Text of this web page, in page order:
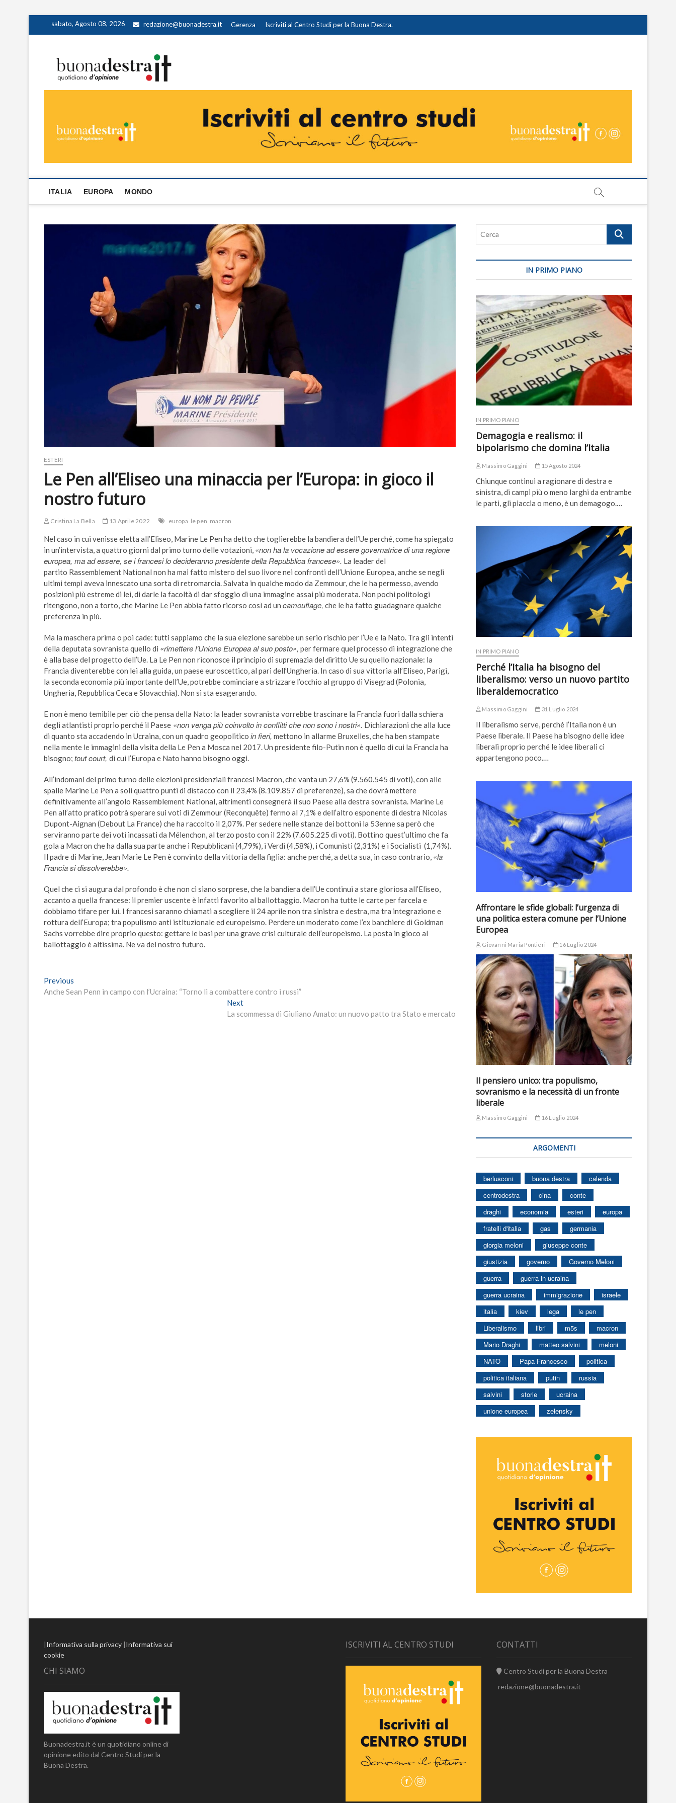
sabato, Agosto 08, 2026 redazione@buonadestra.it Gerenza Iscriviti al Centro Studi per la Buona Destra.
ITALIA EUROPA MONDO
ESTERI
Le Pen all’Eliseo una minaccia per l’Europa: in gioco il
nostro futuro
Cristina La Bella 13 Aprile 2022 europa le pen macron
Nel caso in cui venisse eletta all’Eliseo, Marine Le Pen ha detto che toglierebbe la bandiera dell’Ue perché, come ha spiegato
in un’intervista, a quattro giorni dal primo turno delle votazioni, «non ha la vocazione ad essere governatrice di una regione
europea, ma ad essere, se i francesi lo decideranno presidente della Repubblica francese». La leader del
partito Rassemblement National non ha mai fatto mistero del suo livore nei confronti dell’Unione Europea, anche se negli
ultimi tempi aveva innescato una sorta di retromarcia. Salvata in qualche modo da Zemmour, che le ha permesso, avendo
posizioni più estreme di lei, di darle la facoltà di dar sfoggio di una immagine assai più moderata. Non pochi politologi
ritengono, non a torto, che Marine Le Pen abbia fatto ricorso così ad un camouflage, che le ha fatto guadagnare qualche
preferenza in più.
Ma la maschera prima o poi cade: tutti sappiamo che la sua elezione sarebbe un serio rischio per l’Ue e la Nato. Tra gli intenti
della deputata sovranista quello di «rimettere l’Unione Europea al suo posto», per fermare quel processo di integrazione che
è alla base del progetto dell’Ue. La Le Pen non riconosce il principio di supremazia del diritto Ue su quello nazionale: la
Francia diventerebbe con lei alla guida, un paese euroscettico, al pari dell’Ungheria. In caso di sua vittoria all’Eliseo, Parigi,
la seconda economia più importante dell’Ue, potrebbe cominciare a strizzare l’occhio al gruppo di Visegrad (Polonia,
Ungheria, Repubblica Ceca e Slovacchia). Non si sta esagerando.
E non è meno temibile per ciò che pensa della Nato: la leader sovranista vorrebbe trascinare la Francia fuori dalla schiera
degli atlantisti proprio perché il Paese «non venga più coinvolto in conflitti che non sono i nostri». Dichiarazioni che alla luce
di quanto sta accadendo in Ucraina, con un quadro geopolitico in fieri, mettono in allarme Bruxelles, che ha ben stampate
nella mente le immagini della visita della Le Pen a Mosca nel 2017. Un presidente filo-Putin non è quello di cui la Francia ha
bisogno; tout court, di cui l’Europa e Nato hanno bisogno oggi.
All’indomani del primo turno delle elezioni presidenziali francesi Macron, che vanta un 27,6% (9.560.545 di voti), con alle
spalle Marine Le Pen a soli quattro punti di distacco con il 23,4% (8.109.857 di preferenze), sa che dovrà mettere
definitivamente all’angolo Rassemblement National, altrimenti consegnerà il suo Paese alla destra sovranista. Marine Le
Pen all’atto pratico potrà sperare sui voti di Zemmour (Reconquête) fermo al 7,1% e dell’altro esponente di destra Nicolas
Dupont-Aignan (Debout La France) che ha raccolto il 2,07%. Per sedere nelle stanze dei bottoni la 53enne sa però che
serviranno parte dei voti incassati da Mélenchon, al terzo posto con il 22% (7.605.225 di voti). Bottino quest’ultimo che fa
gola a Macron che ha dalla sua parte anche i Repubblicani (4,79%), i Verdi (4,58%), i Comunisti (2,31%) e i Socialisti (1,74%).
Il padre di Marine, Jean Marie Le Pen è convinto della vittoria della figlia: anche perché, a detta sua, in caso contrario, «la
Francia si dissolverebbe».
Quel che ci si augura dal profondo è che non ci siano sorprese, che la bandiera dell’Ue continui a stare gloriosa all’Eliseo,
accanto a quella francese: il premier uscente è infatti favorito al ballottaggio. Macron ha tutte le carte per farcela e
dobbiamo tifare per lui. I francesi saranno chiamati a scegliere il 24 aprile non tra sinistra e destra, ma tra integrazione e
rottura dell’Europa; tra populismo anti istituzionale ed europeismo. Perdere un moderato come l’ex banchiere di Goldman
Sachs vorrebbe dire proprio questo: gettare le basi per una grave crisi culturale dell’europeismo. La posta in gioco al
ballottaggio è altissima. Ne va del nostro futuro.
Navigazione
articoli
Previous
post:
Anche Sean Penn in campo con l’Ucraina: “Torno lì a combattere contro i russi”
NextNext
post:
La scommessa di Giuliano Amato: un nuovo patto tra Stato e mercato
Cerca
IN PRIMO PIANO
IN PRIMO PIANO
Demagogia e realismo: il
bipolarismo che domina l’Italia
Massimo Gaggini 15 Agosto 2024
Chiunque continui a ragionare di destra e
sinistra, di campi più o meno larghi da entrambe
le parti, gli piaccia o meno, è un demagogo.…
IN PRIMO PIANO
Perché l’Italia ha bisogno del
liberalismo: verso un nuovo partito
liberaldemocratico
Massimo Gaggini 31 Luglio 2024
Il liberalismo serve, perché l’Italia non è un
Paese liberale. Il Paese ha bisogno delle idee
liberali proprio perché le idee liberali ci
appartengono poco.…
Affrontare le sfide globali: l’urgenza di
una politica estera comune per l’Unione
Europea
Giovanni Maria Pontieri 16 Luglio 2024
Il pensiero unico: tra populismo,
sovranismo e la necessità di un fronte
liberale
Massimo Gaggini 16 Luglio 2024
ARGOMENTI
berlusconi buona destra
calenda
centrodestra
cina
conte
draghi
economia esteri
europa
fratelli d'italia
gas
germania
giorgia meloni
giuseppe conte
giustizia
governo
Governo Meloni
guerra
guerra in ucraina
guerra ucraina
immigrazione
israele
italia
kiev lega
le pen
Liberalismo
libri m5s
macron
Mario Draghi
matteo salvini
meloni
NATO
Papa Francesco
politica
politica italiana
putin
russia
salvini
storie
ucraina
unione europea
zelensky
|Informativa sulla privacy |Informativa sui
cookie
CHI SIAMO
Buonadestra.it è un quotidiano online di
opinione edito dal Centro Studi per la
Buona Destra.
ISCRIVITI AL CENTRO STUDI CONTATTI
Centro Studi per la Buona Destra
redazione@buonadestra.it